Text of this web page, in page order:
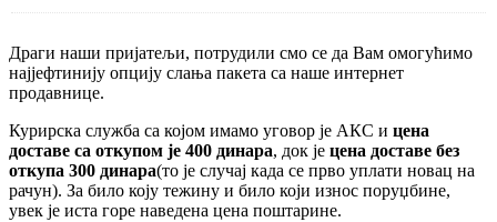
Драги наши пријатељи, потрудили смо се да Вам омогућимо
најјефтинију опцију слања пакета са наше интернет
продавнице.
Курирска служба са којом имамо уговор је АКС и цена
доставе са откупом је 400 динара, док је цена доставе без
откупа 300 динара(то је случај када се прво уплати новац на
рачун). За било коју тежину и било који износ поруџбине,
увек је иста горе наведена цена поштарине.